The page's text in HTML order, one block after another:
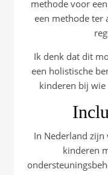
methode voor
een methode ter
Ik denk dat dit
een holistische
kinderen bij
In Nederland
kinderen